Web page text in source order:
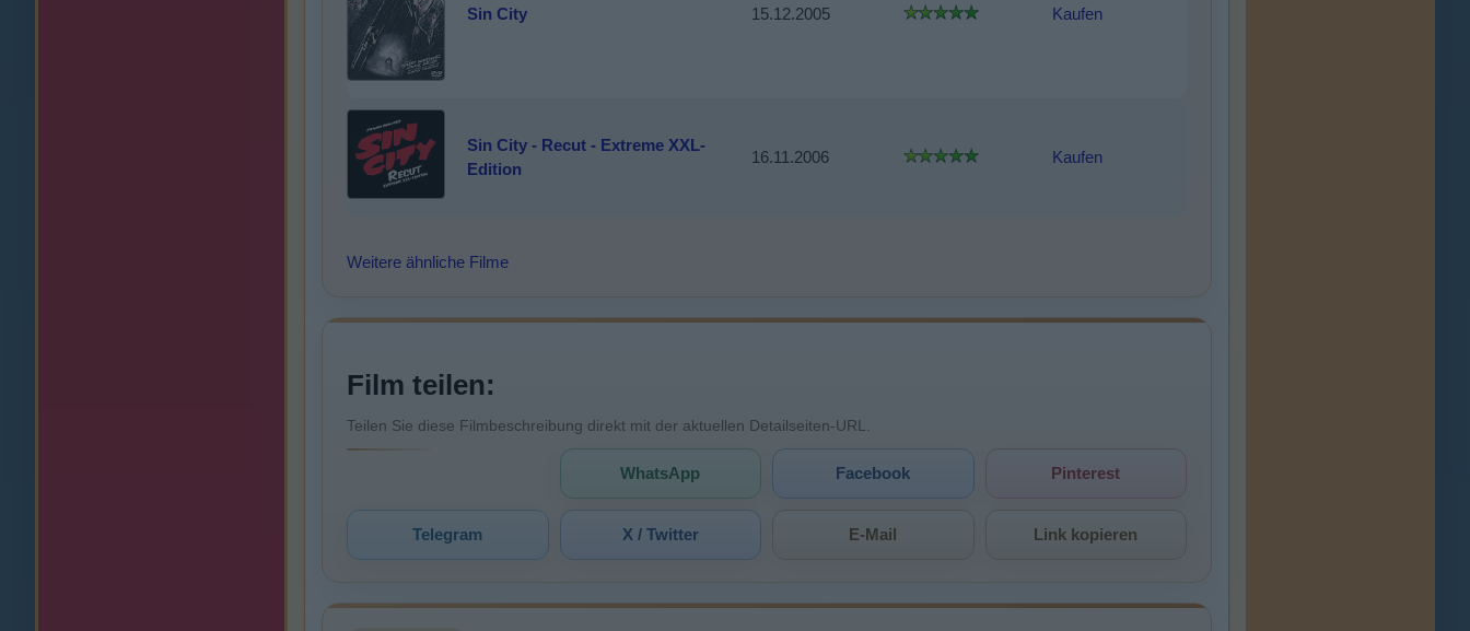
Sin City 15.12.2005 Kaufen
Sin City - Recut - Extreme XXL-
Edition
16.11.2006 Kaufen
Weitere ähnliche Filme
Film teilen:
Teilen Sie diese Filmbeschreibung direkt mit der aktuellen Detailseiten-URL.
WhatsApp Facebook Pinterest
Telegram X / Twitter E-Mail Link kopieren